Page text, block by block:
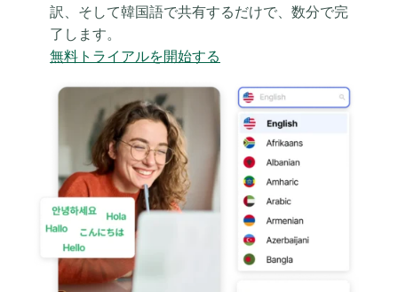
訳、そして韓国語で共有するだけで、数分で完
了します。
無料トライアルを開始する